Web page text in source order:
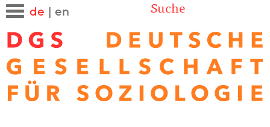
de en Suche